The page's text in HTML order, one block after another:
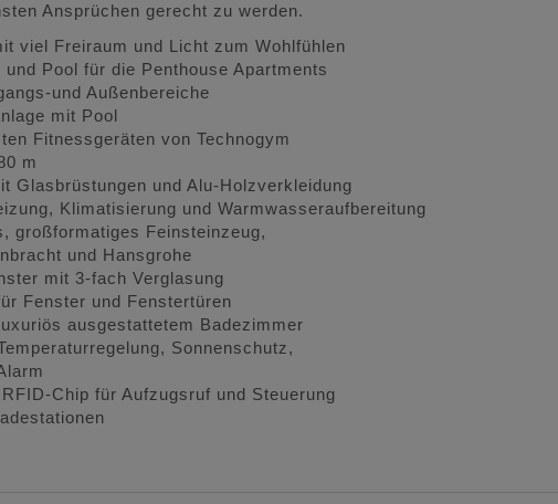
Ansprüchen gerecht zu werden.
viel Freiraum und Licht zum Wohlfühlen
Pool für die Penthouse Apartments
und Außenbereiche
mit Pool
Fitnessgeräten von Technogym
m
Glasbrüstungen und Alu-Holzverkleidung
Klimatisierung und Warmwasseraufbereitung
großformatiges Feinsteinzeug,
und Hansgrohe
mit 3-fach Verglasung
Fenster und Fenstertüren
ausgestattetem Badezimmer
Sonnenschutz,
Chip für Aufzugsruf und Steuerung